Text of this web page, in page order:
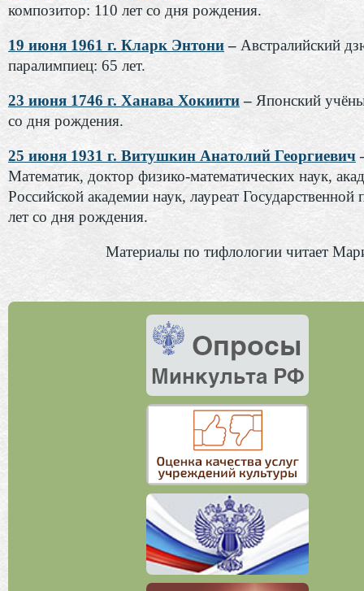
композитор: 110 лет со дня рождения.
19 июня 1961 г. Кларк Энтони– Австралийский
паралимпиец: 65 лет.
23 июня 1746 г. Ханава Хокиити– Японский
со дня рождения.
25 июня 1931 г. Витушкин Анатолий Георгиевич
Математик, доктор физико-математических наук,
Российской академии наук, лауреат
лет со дня рождения.
Материалы по тифлологии читает